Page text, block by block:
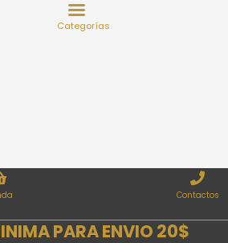
Contactos
PARA ENVIO 20$